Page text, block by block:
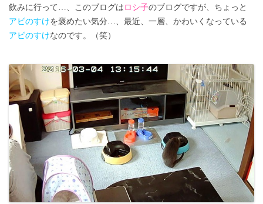
飲みに行って…、このブログは ロシ子のブログですが、ちょっと
アビのすけを褒めたい気分…、最近、一層、かわいくなっている
アビのすけなのです。（笑）